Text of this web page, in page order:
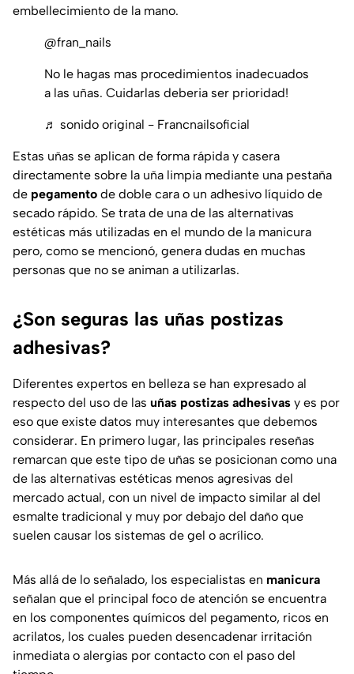
embellecimiento de la mano.
@fran_nails
No le hagas mas procedimientos inadecuados
a las uñas. Cuidarlas deberia ser prioridad!
♬ sonido original - Francnailsoficial
Estas uñas se aplican de forma rápida y casera
directamente sobre la uña limpia mediante una pestaña
de pegamento de doble cara o un adhesivo líquido de
secado rápido. Se trata de una de las alternativas
estéticas más utilizadas en el mundo de la manicura
pero, como se mencionó, genera dudas en muchas
personas que no se animan a utilizarlas.
¿Son seguras las uñas postizas
adhesivas?
Diferentes expertos en belleza se han expresado al
respecto del uso de las uñas postizas adhesivas y es por
eso que existe datos muy interesantes que debemos
considerar. En primero lugar, las principales reseñas
remarcan que este tipo de uñas se posicionan como una
de las alternativas estéticas menos agresivas del
mercado actual, con un nivel de impacto similar al del
esmalte tradicional y muy por debajo del daño que
suelen causar los sistemas de gel o acrílico.
Más allá de lo señalado, los especialistas en manicura
señalan que el principal foco de atención se encuentra
en los componentes químicos del pegamento, ricos en
acrilatos, los cuales pueden desencadenar irritación
inmediata o alergias por contacto con el paso del